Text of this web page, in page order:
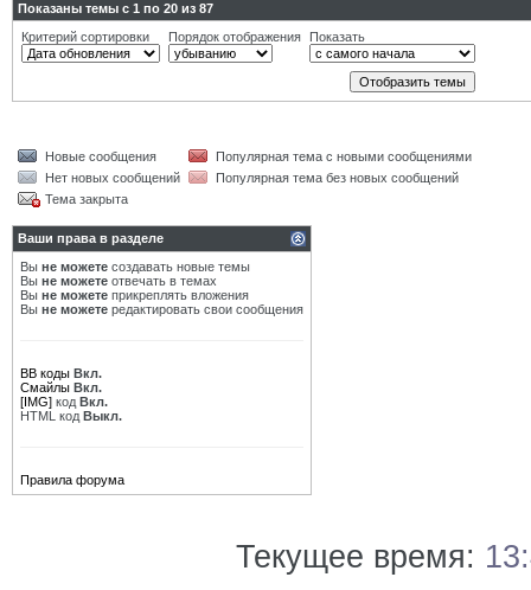
Показаны темы с 1 по 20 из 87
Критерий сортировки
Порядок отображения Показать
Новые сообщения
Популярная тема с новыми сообщениями
Нет новых сообщений
Популярная тема без новых сообщений
Тема закрыта
Ваши права в разделе
Вы не можете создавать новые темы
Вы не можете отвечать в темах
Вы не можете прикреплять вложения
Вы не можете редактировать свои сообщения
BB коды Вкл.
Смайлы Вкл.
[IMG] код Вкл.
HTML код Выкл.
Правила форума
Текущее время: